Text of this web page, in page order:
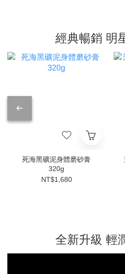
經典暢銷 明
死海黑礦泥身體磨砂膏
320g
NT$1,680
全新升級 輕